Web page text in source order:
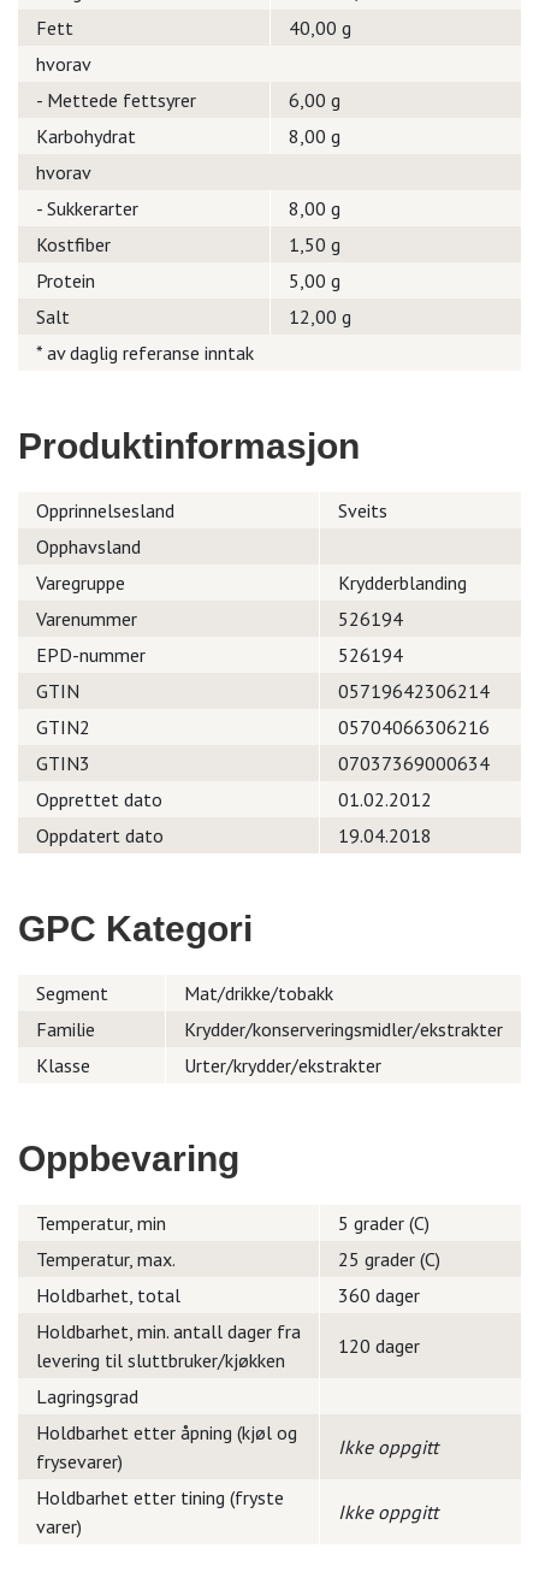
Fett
40,00 g
hvorav
- Mettede fettsyrer
6,00 g
Karbohydrat
8,00 g
hvorav
- Sukkerarter
8,00 g
Kostfiber
1,50 g
Protein
5,00 g
Salt
12,00 g
* av daglig referanse inntak
Produktinformasjon
Opprinnelsesland
Sveits
Opphavsland
Varegruppe
Krydderblanding
Varenummer
526194
EPD-nummer
526194
GTIN
05719642306214
GTIN2
05704066306216
GTIN3
07037369000634
Opprettet dato
01.02.2012
Oppdatert dato
19.04.2018
GPC Kategori
Segment
Mat/drikke/tobakk
Familie
Krydder/konserveringsmidler/ekstrakter
Klasse
Urter/krydder/ekstrakter
Oppbevaring
Temperatur, min
5 grader (C)
Temperatur, max.
25 grader (C)
Holdbarhet, total
360 dager
Holdbarhet, min. antall dager fra
levering til sluttbruker/kjøkken
120 dager
Lagringsgrad
Holdbarhet etter åpning (kjøl og
frysevarer)
Ikke oppgitt
Holdbarhet etter tining (fryste
varer)
Ikke oppgitt